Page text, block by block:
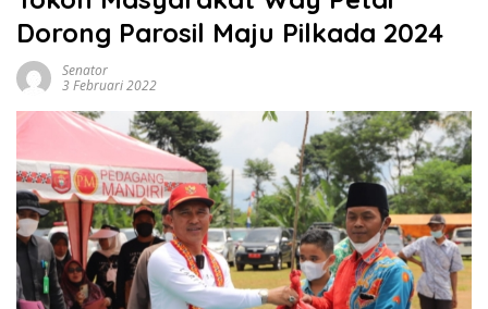
Dorong Parosil Maju Pilkada 2024
Senator
3 Februari 2022